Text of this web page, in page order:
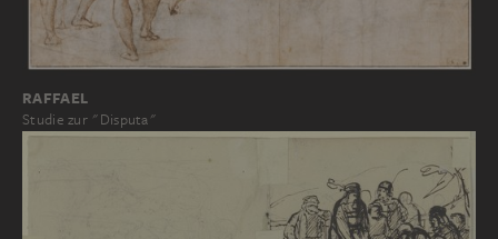
RAFFAEL
Studie zur "Disputa"